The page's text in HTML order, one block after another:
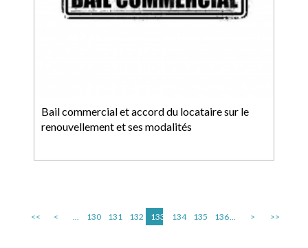
Bail commercial et accord du locataire sur le
renouvellement et ses modalités
<< < ... 130 131 132 133 134 135 136... > >>